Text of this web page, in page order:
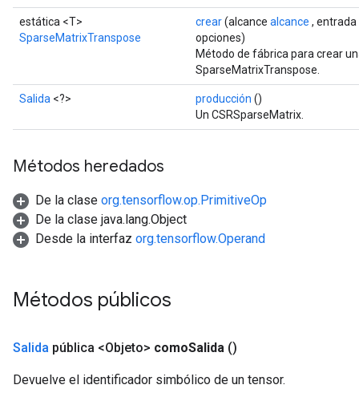
estática <T>
SparseMatrixTranspose
crear(alcance alcance , entrada
opciones)
Método de fábrica para crear
SparseMatrixTranspose.
Salida <?> producción ()
Un CSRSparseMatrix.
Métodos heredados
De la clase org.tensorflow.op.PrimitiveOp
De la clase java.lang.Object
Desde la interfaz org.tensorflow.Operand
Métodos públicos
Salida pública <Objeto> comoSalida ()
Devuelve el identificador simbólico de un tensor.